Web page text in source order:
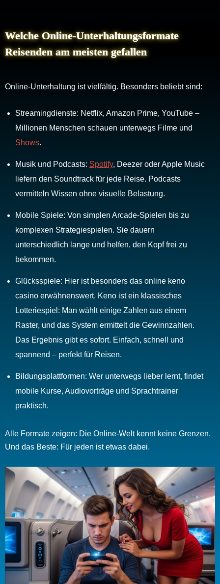
Welche Online-Unterhaltungsformate
Reisenden am meisten gefallen
Online-Unterhaltung ist vielfältig. Besonders beliebt sind:
Streamingdienste: Netflix, Amazon Prime, YouTube –
Millionen Menschen schauen unterwegs Filme und
Shows.
Musik und Podcasts: Spotify, Deezer oder Apple Music
liefern den Soundtrack für jede Reise. Podcasts
vermitteln Wissen ohne visuelle Belastung.
Mobile Spiele: Von simplen Arcade-Spielen bis zu
komplexen Strategiespielen. Sie dauern
unterschiedlich lange und helfen, den Kopf frei zu
bekommen.
Glücksspiele: Hier ist besonders das online keno
casino erwähnenswert. Keno ist ein klassisches
Lotteriespiel: Man wählt einige Zahlen aus einem
Raster, und das System ermittelt die Gewinnzahlen.
Das Ergebnis gibt es sofort. Einfach, schnell und
spannend – perfekt für Reisen.
Bildungsplattformen: Wer unterwegs lieber lernt, findet
mobile Kurse, Audiovorträge und Sprachtrainer
praktisch.
Alle Formate zeigen: Die Online-Welt kennt keine Grenzen.
Und das Beste: Für jeden ist etwas dabei.